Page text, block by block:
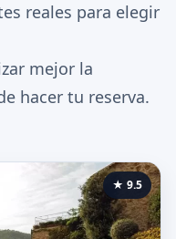
reales para elegir
mejor la
hacer tu reserva.
★ 9.5